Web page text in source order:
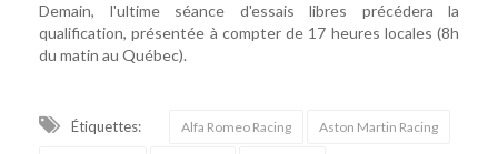
Demain, l'ultime séance d'essais libres précédera la
qualification, présentée à compter de 17 heures locales (8h
du matin au Québec).
Étiquettes: Alfa Romeo Racing Aston Martin Racing